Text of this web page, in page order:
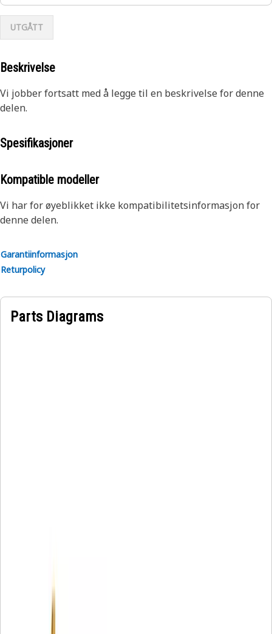
UTGÅTT
Beskrivelse
Vi jobber fortsatt med å legge til en beskrivelse for denne
delen.
Spesifikasjoner
Kompatible modeller
Vi har for øyeblikket ikke kompatibilitetsinformasjon for
denne delen.
Garantiinformasjon
Returpolicy
Parts Diagrams